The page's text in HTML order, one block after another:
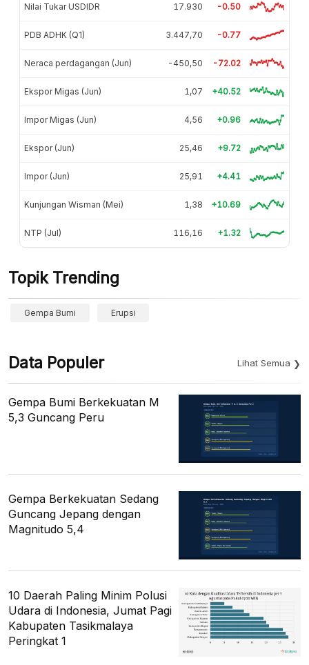
Nilai Tukar USDIDR 17.930 -0.50
PDB ADHK (Q1) 3.447,70 -0.77
Neraca perdagangan (Jun) -450,50 -72.02
Ekspor Migas (Jun) 1,07 +40.52
Impor Migas (Jun) 4,56 +0.96
Ekspor (Jun) 25,46 +9.72
Impor (Jun) 25,91 +4.41
Kunjungan Wisman (Mei) 1,38 +10.69
NTP (Jul) 116,16 +1.32
Topik Trending
Gempa Bumi Erupsi
Data Populer Lihat Semua
Gempa Bumi Berkekuatan M
5,3 Guncang Peru
Gempa Berkekuatan Sedang
Guncang Jepang dengan
Magnitudo 5,4
10 Daerah Paling Minim Polusi
Udara di Indonesia, Jumat Pagi
Kabupaten Tasikmalaya
Peringkat 1